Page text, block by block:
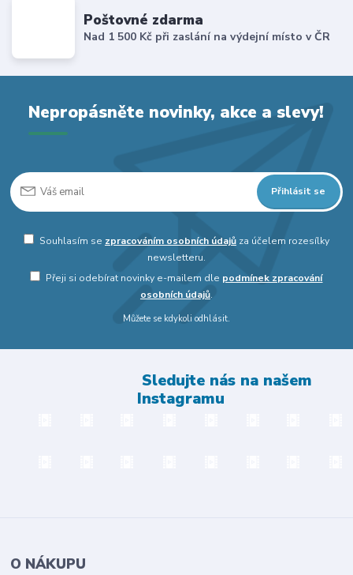
Poštovné zdarma
Nad 1 500 Kč při zaslání na výdejní místo v ČR
Nepropásněte novinky, akce a slevy!
Přihlásit se
Souhlasím se zpracováním osobních údajůza účelem rozesílky
newsletteru.
Přeji si odebírat novinky e-mailem dle podmínek zpracování
osobních údajů.
Můžete se kdykoli odhlásit.
Sledujte nás na našem
Instagramu
O NÁKUPU